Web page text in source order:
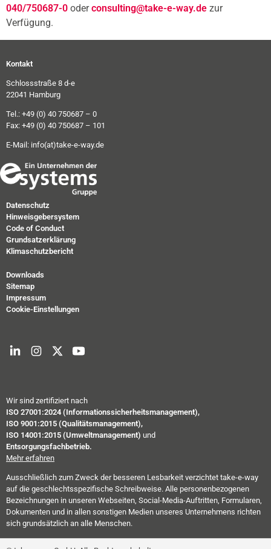
040/750687-0 oderconsulting@take-e-way.de zur
Verfügung.
Kontakt
Schlossstraße 8 d-e
22041 Hamburg
Tel.: +49 (0) 40 750687 – 0
Fax: +49 (0) 40 750687 – 101
E-Mail: info(at)take-e-way.de
Datenschutz
Hinweisgebersystem
Code of Conduct
Grundsatzerklärung
Klimaschutzbericht
Downloads
Sitemap
Impressum
Cookie-Einstellungen
Wir sind zertifiziert nach
ISO 27001:2024 (Informationssicherheitsmanagement),
ISO 9001:2015 (Qualitätsmanagement),
ISO 14001:2015 (Umweltmanagement) und
Entsorgungsfachbetrieb.
Mehr erfahren
Ausschließlich zum Zweck der besseren Lesbarkeit verzichtet take-e-way
auf die geschlechtsspezifische Schreibweise. Alle personenbezogenen
Bezeichnungen in unseren Webseiten, Social-Media-Auftritten, Formularen,
Dokumenten und in allen sonstigen Medien unseres Unternehmens richten
sich grundsätzlich an alle Menschen.